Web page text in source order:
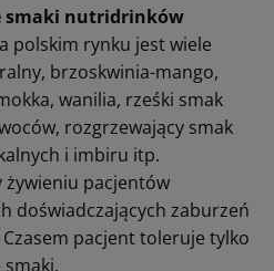
zmęczenie –
żywić osobę
w trakcie i po
często dotyczą: brak
w odczuwaniu
zmęczenie.